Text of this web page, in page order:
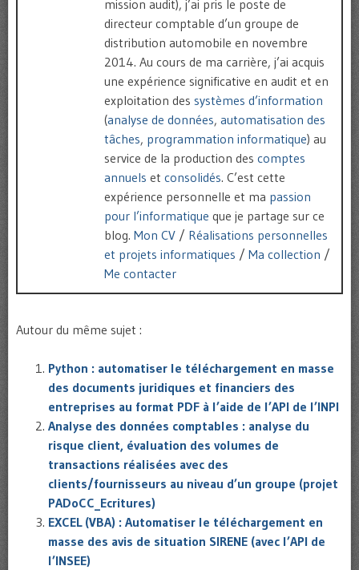
mission audit), j’ai pris le poste de
directeur comptable d’un groupe de
distribution automobile en novembre
2014. Au cours de ma carrière, j’ai acquis
une expérience significative en audit et en
exploitation des systèmes d’information
(analyse de données, automatisation des
tâches, programmation informatique) au
service de la production des comptes
annuels et consolidés. C’est cette
expérience personnelle et ma passion
pour l’informatique que je partage sur ce
blog. Mon CV / Réalisations personnelles
et projets informatiques / Ma collection /
Me contacter
Autour du même sujet :
Python : automatiser le téléchargement en masse
des documents juridiques et financiers des
entreprises au format PDF à l’aide de l’API de l’INPI
Analyse des données comptables : analyse du
risque client, évaluation des volumes de
transactions réalisées avec des
clients/fournisseurs au niveau d’un groupe (projet
PADoCC_Ecritures)
EXCEL (VBA) : Automatiser le téléchargement en
masse des avis de situation SIRENE (avec l’API de
l’INSEE)